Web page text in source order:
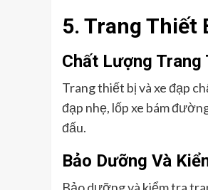
5. Trang Thiết
Chất Lượng Trang
Trang thiết bị và xe đạp
đạp nhẹ, lốp xe bám
đấu.
Bảo Dưỡng Và